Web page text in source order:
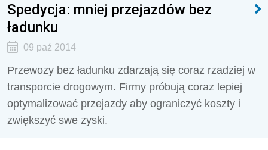
Spedycja: mniej przejazdów bez
ładunku
09 paź 2014
Przewozy bez ładunku zdarzają się coraz rzadziej w
transporcie drogowym. Firmy próbują coraz lepiej
optymalizować przejazdy aby ograniczyć koszty i
zwiększyć swe zyski.